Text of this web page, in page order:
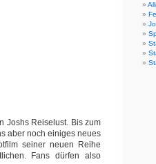
Joshs Reiselust. Bis zum
aber noch einiges neues
seiner neuen Reihe
Fans dürfen also